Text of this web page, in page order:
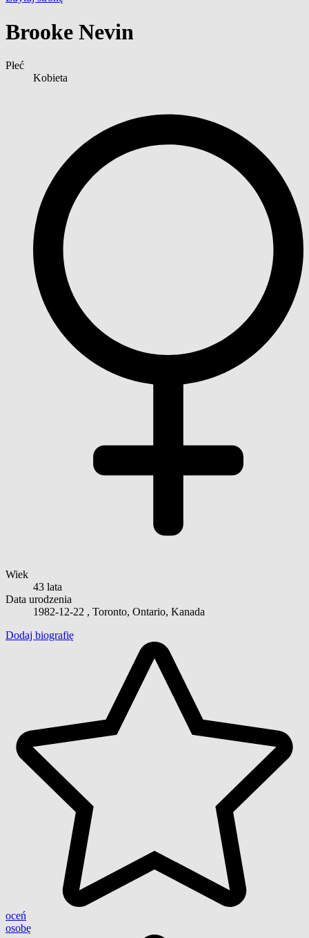
Brooke Nevin
Płeć
Kobieta
Wiek
43 lata
Data urodzenia
1982-12-22 , Toronto, Ontario, Kanada
Dodaj biografię
oceń
osobę